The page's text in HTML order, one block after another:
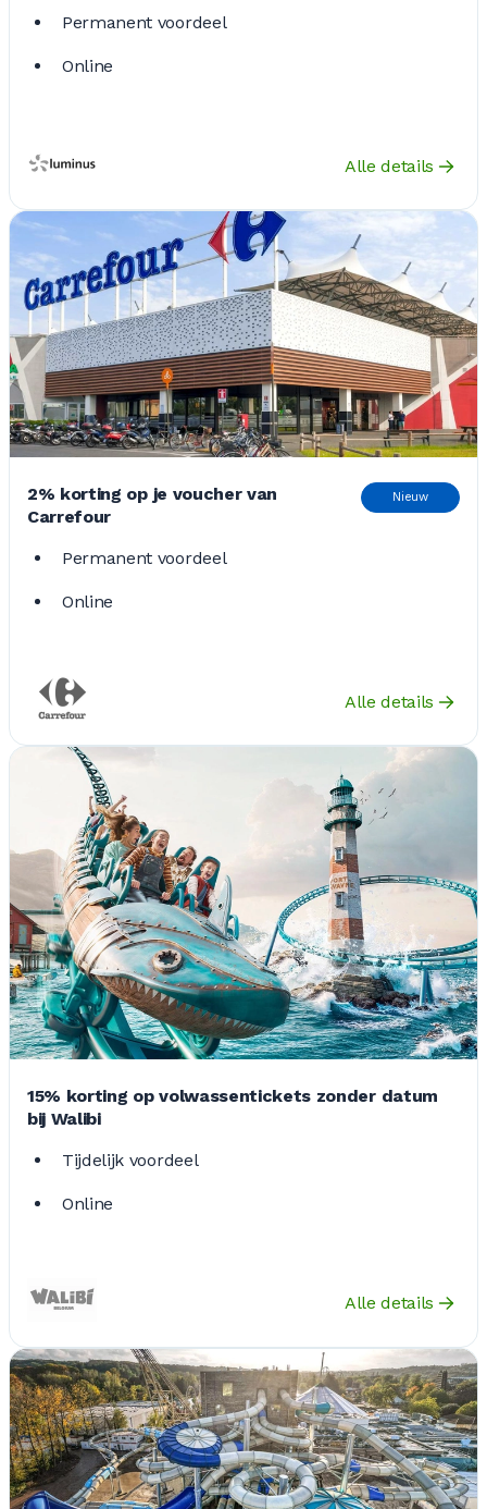
Permanent voordeel
Online
Alle details
2% korting op je voucher van
Carrefour
Nieuw
Permanent voordeel
Online
Alle details
15% korting op volwassentickets zonder datum
bij Walibi
Tijdelijk voordeel
Online
Alle details